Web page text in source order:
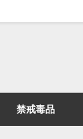
禁戒毒品